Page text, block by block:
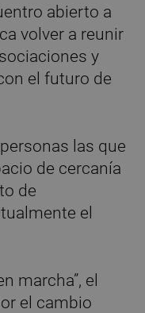
abierto a
volver a reunir
y
el futuro de
las que
de cercanía
de
el
marcha”, el
el cambio